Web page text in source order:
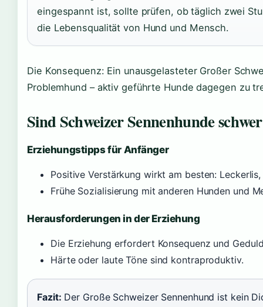
eingespannt ist, sollte prüfen, ob täglich zwei
die Lebensqualität von Hund und Mensch.
Die Konsequenz: Ein unausgelasteter Großer
Problemhund – aktiv geführte Hunde dagegen zu
Sind Schweizer Sennenhunde
Erziehungstipps für Anfänger
Positive Verstärkung wirkt am besten:
Frühe Sozialisierung mit anderen Hunden und
Herausforderungen in der Erziehung
Die Erziehung erfordert Konsequenz und
Härte oder laute Töne sind kontraproduktiv.
Fazit: Der Große Schweizer Sennenhund ist kein